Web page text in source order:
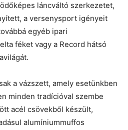
láncváltó szerkezetet,
a versenysport igényeit
egyéb ipari
féket vagy a Record hátsó
a vázszett, amely esetünkben
minden tradícióval szembe
acél csövekből készült,
alumíniummuffos